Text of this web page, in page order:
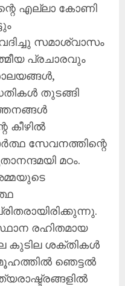
എല്ലാ കോണി
സമാശ്വാസം
പ്രചാരവും
തുടങ്ങി
കീഴില്‍
സേവനത്തിന്റെ
മഠം.
രഹിതമായ
കുടില ശക്തികള്‍
ഞെട്ടല്‍